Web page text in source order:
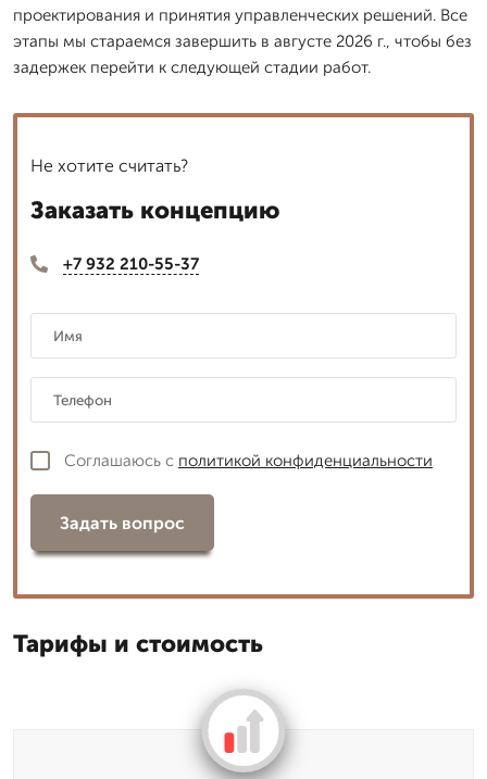
проектирования и принятия управленческих решений. Все
этапы мы стараемся завершить в августе 2026 г., чтобы без
задержек перейти к следующей стадии работ.
Не хотите считать?
Заказать концепцию
+7 932 210-55-37
Соглашаюсь с политикой конфиденциальности
Задать вопрос
Тарифы и стоимость